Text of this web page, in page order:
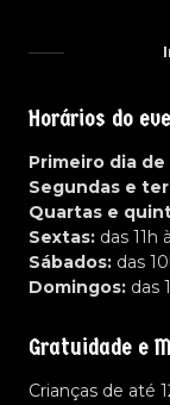
Horários do
Primeiro dia
Segundas e
Quartas e
Sextas: das 11h
Sábados: das
Domingos: das
Gratuidade e
Crianças de até